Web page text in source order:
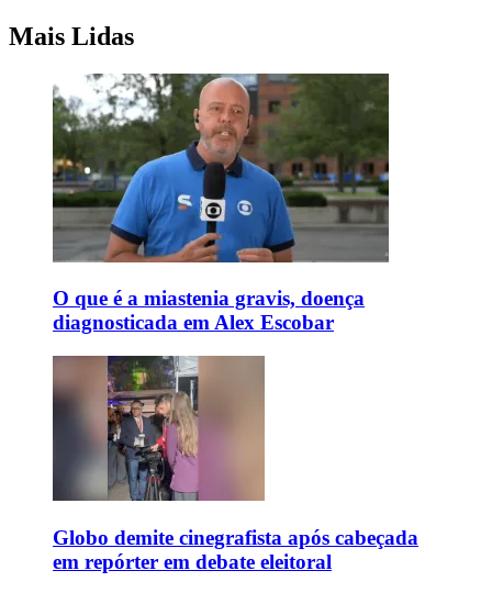
Mais Lidas
O que é a miastenia gravis, doença
diagnosticada em Alex Escobar
Globo demite cinegrafista após cabeçada
em repórter em debate eleitoral